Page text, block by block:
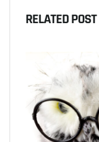
RELATED POST